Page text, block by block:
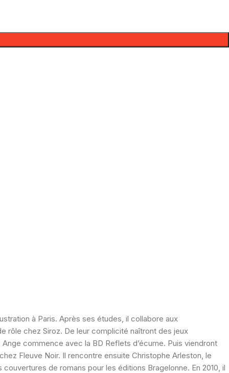
à Paris. Après ses études, il collabore aux
rôle chez Siroz. De leur complicité naîtront des jeux
commence avec la BD Reflets d’écume. Puis viendront
Fleuve Noir. Il rencontre ensuite Christophe Arleston, le
de romans pour les éditions Bragelonne. En 2010, il